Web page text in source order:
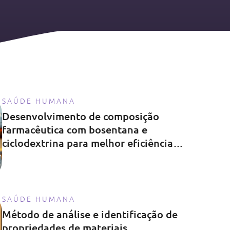
Desenvolvimento de composição
farmacêutica com bosentana e
ciclodextrina para melhor eficiência
SAÚDE HUMANA
Método de análise e identificação de
SAÚDE HUMANA